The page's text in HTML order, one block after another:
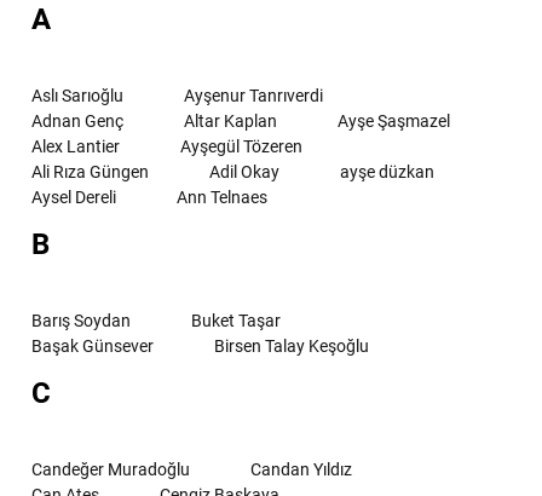
A
Aslı Sarıoğlu
Ayşenur Tanrıverdi
Adnan Genç
Altar Kaplan
Ayşe Şaşmazel
Alex Lantier
Ayşegül Tözeren
Ali Rıza Güngen
Adil Okay
ayşe düzkan
Aysel Dereli
Ann Telnaes
B
Barış Soydan
Buket Taşar
Başak Günsever
Birsen Talay Keşoğlu
C
Candeğer Muradoğlu
Candan Yıldız